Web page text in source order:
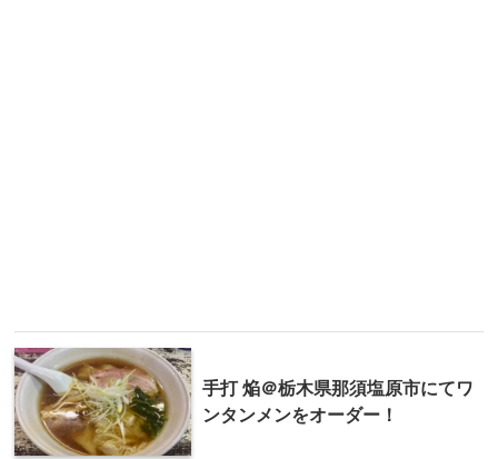
手打 焔＠栃木県那須塩原市にてワ
ンタンメンをオーダー！